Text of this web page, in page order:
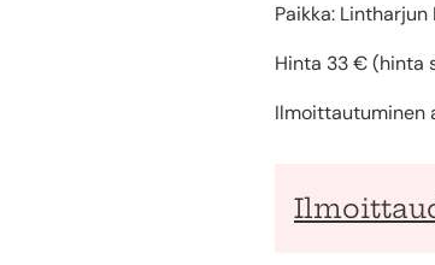
Paikka:
Hinta 33 € (hinta
Ilmoittautuminen